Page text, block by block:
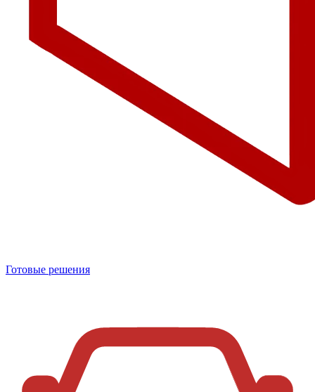
Готовые решения